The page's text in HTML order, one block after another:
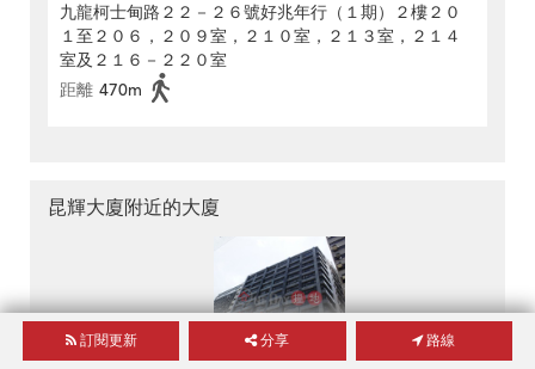
九龍柯士甸路２２－２６號好兆年行（１期）２樓２０
１至２０６，２０９室，２１０室，２１３室，２１４
室及２１６－２２０室
距離 470m
昆輝大廈附近的大廈
訂閱更新 分享 路線